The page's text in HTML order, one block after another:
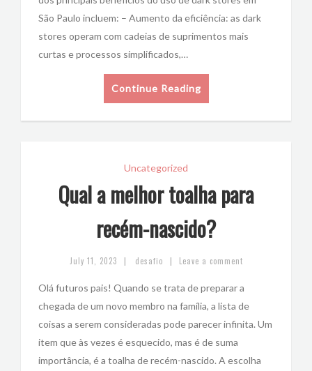
São Paulo incluem: – Aumento da eficiência: as dark
stores operam com cadeias de suprimentos mais
curtas e processos simplificados,…
Continue Reading
Uncategorized
Qual a melhor toalha para
recém-nascido?
July 11, 2023 | desafio | Leave a comment
Olá futuros pais! Quando se trata de preparar a
chegada de um novo membro na família, a lista de
coisas a serem consideradas pode parecer infinita. Um
item que às vezes é esquecido, mas é de suma
importância, é a toalha de recém-nascido. A escolha